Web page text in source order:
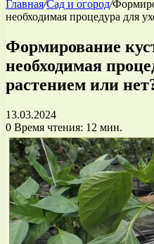
Главная/Сад и огород/
необходимая процедура для
Формирование
необходимая
растением или
13.03.2024
0 Время чтения: 12 мин.